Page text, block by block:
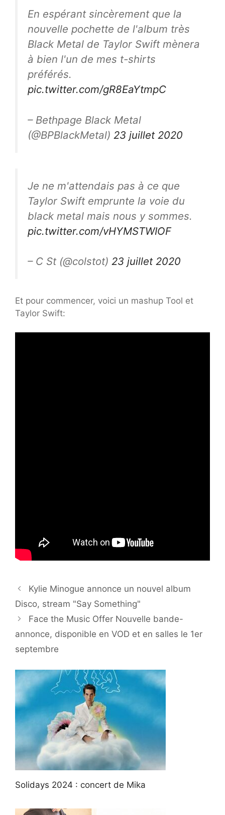
En espérant sincèrement que la
nouvelle pochette de l'album très
Black Metal de Taylor Swift mènera
à bien l'un de mes t-shirts
préférés.
pic.twitter.com/gR8EaYtmpC
– Bethpage Black Metal
(@BPBlackMetal) 23 juillet 2020
Je ne m'attendais pas à ce que
Taylor Swift emprunte la voie du
black metal mais nous y sommes.
pic.twitter.com/vHYMSTWIOF
– C St (@colstot) 23 juillet 2020
Et pour commencer, voici un mashup Tool et
Taylor Swift:
Kylie Minogue annonce un nouvel album
Disco, stream "Say Something"
Face the Music Offer Nouvelle bande-
annonce, disponible en VOD et en salles le 1er
septembre
Solidays 2024 : concert de Mika